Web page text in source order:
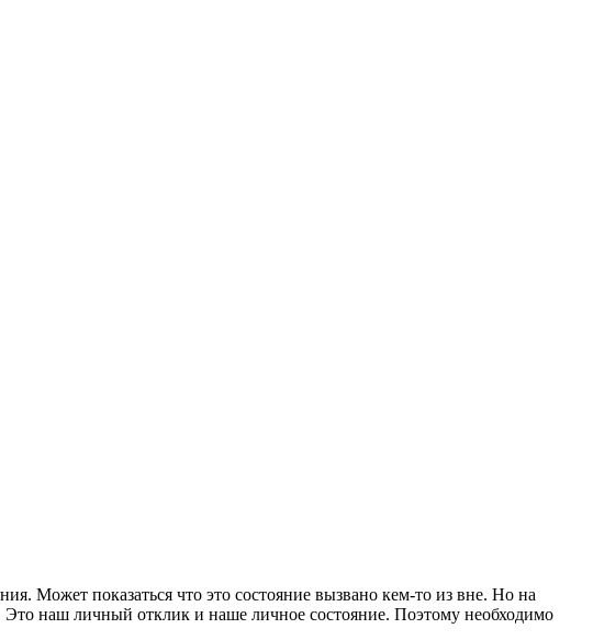
Может показаться что это состояние вызвано кем-то из вне. Но на
наш личный отклик и наше личное состояние. Поэтому необходимо